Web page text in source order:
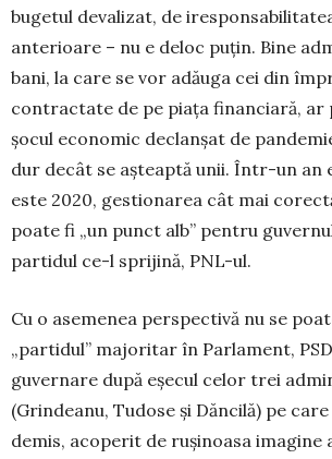
bugetul devalizat, de
anterioare – nu e deloc puțin. Bine
bani, la care se vor adăuga cei din
contractate de pe piața financiară, ar
șocul economic declanșat de
dur decât se așteaptă unii. În­tr-un an
este 2020, gestionarea cât mai
poate fi „un punct alb” pentru
partidul ce-l sprijină, PNL-ul.
Cu o asemenea perspectivă nu se
„partidul” majoritar în Parlament,
guvernare după eșecul celor trei
(Grindeanu, Tudose și Dăncilă) pe
demis, aco­perit de rușinoasa imagine